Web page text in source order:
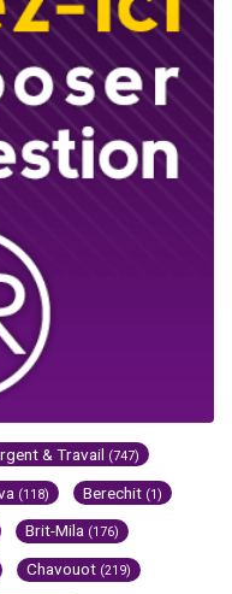
& Travail (747)
(118) Berechit (1)
Brit-Mila (176)
Chavouot (219)